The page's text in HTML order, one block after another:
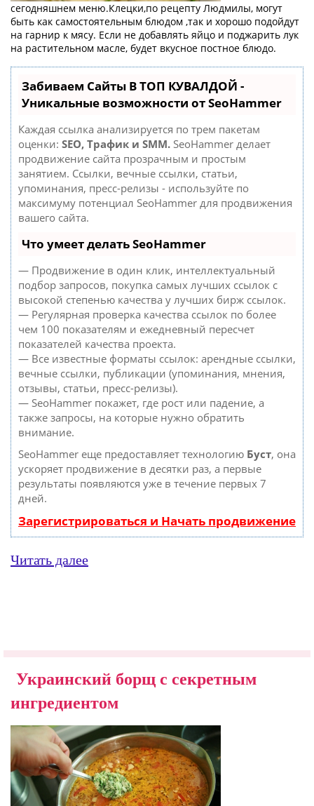
сегодняшнем меню.Клецки,по рецепту Людмилы, могут
быть как самостоятельным блюдом ,так и хорошо подойдут
на гарнир к мясу. Если не добавлять яйцо и поджарить лук
на растительном масле, будет вкусное постное блюдо.
Забиваем Сайты В ТОП КУВАЛДОЙ -
Уникальные возможности от SeoHammer
Каждая ссылка анализируется по трем пакетам
оценки: SEO, Трафик и SMM. SeoHammer делает
продвижение сайта прозрачным и простым
занятием. Ссылки, вечные ссылки, статьи,
упоминания, пресс-релизы - используйте по
максимуму потенциал SeoHammer для продвижения
вашего сайта.
Что умеет делать SeoHammer
— Продвижение в один клик, интеллектуальный
подбор запросов, покупка самых лучших ссылок с
высокой степенью качества у лучших бирж ссылок.
— Регулярная проверка качества ссылок по более
чем 100 показателям и ежедневный пересчет
показателей качества проекта.
— Все известные форматы ссылок: арендные ссылки,
вечные ссылки, публикации (упоминания, мнения,
отзывы, статьи, пресс-релизы).
— SeoHammer покажет, где рост или падение, а
также запросы, на которые нужно обратить
внимание.
SeoHammer еще предоставляет технологию Буст, она
ускоряет продвижение в десятки раз, а первые
результаты появляются уже в течение первых 7
дней.
Зарегистрироваться и Начать продвижение
Читать далее
Украинский борщ с секретным
ингредиентом